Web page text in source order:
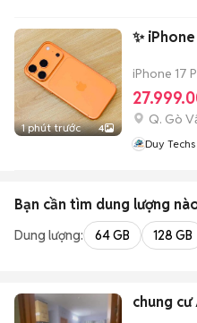
1 phút trước 4
✨
iPhone 17
Q. Gò
Duy Techs
Bạn cần tìm dung lượng
Dung lượng: 64 GB 128 GB
chung